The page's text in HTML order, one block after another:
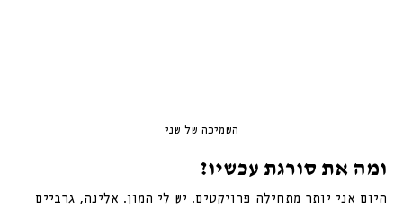
השמיכה של שני
ומה את סורגת עכשיו?
היום אני יותר מתחילה פרויקטים. יש לי המון. אלינה, גרביים